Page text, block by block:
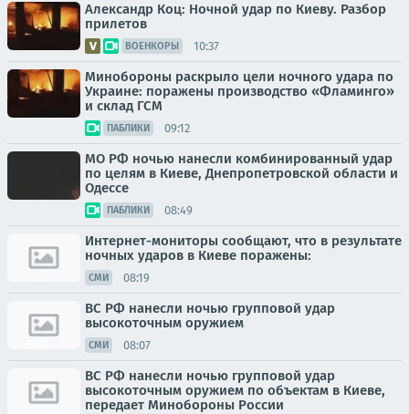
Александр Коц: Ночной удар по Киеву. Разбор
прилетов
ВОЕНКОРЫ 10:37
Минобороны раскрыло цели ночного удара по
Украине: поражены производство «Фламинго»
и склад ГСМ
ПАБЛИКИ 09:12
МО РФ ночью нанесли комбинированный удар
по целям в Киеве, Днепропетровской области и
Одессе
ПАБЛИКИ 08:49
Интернет-мониторы сообщают, что в результате
ночных ударов в Киеве поражены:
СМИ 08:19
ВС РФ нанесли ночью групповой удар
высокоточным оружием
СМИ 08:07
ВС РФ нанесли ночью групповой удар
высокоточным оружием по объектам в Киеве,
передает Минобороны России